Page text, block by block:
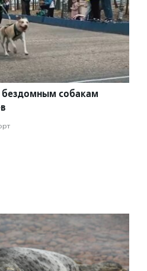
бездомным собакам